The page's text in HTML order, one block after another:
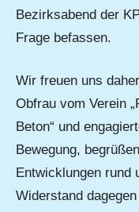
Bezirksabend der
Frage befassen.
Wir freuen uns
Obfrau vom Verein
Beton“ und
Bewegung,
Entwicklungen rund
Widerstand